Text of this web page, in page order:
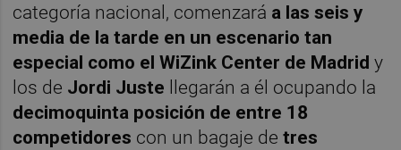
categoría nacional, comenzará a las seis y
media de la tarde en un escenario tan
especial como el WiZink Center de Madrid y
los de Jordi Juste llegarán a él ocupando la
decimoquinta posición de entre 18
competidores con un bagaje de tres